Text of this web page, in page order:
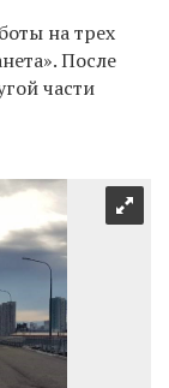
на трех
После
части